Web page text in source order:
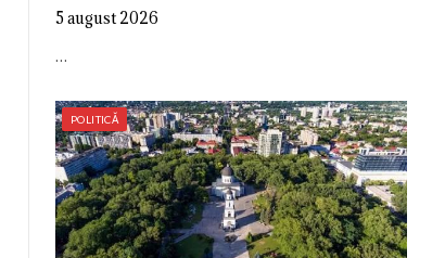
5 august 2026
…
POLITICĂ